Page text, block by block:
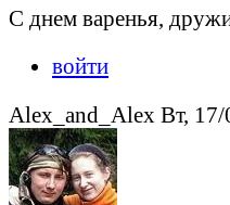
С днем варенья,
войти
Alex_and_Alex Вт,